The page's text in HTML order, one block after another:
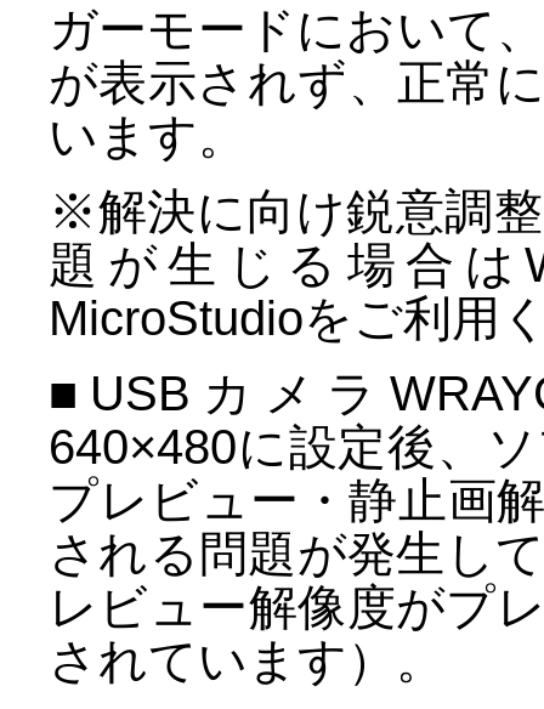
ガーモードにおいて
が表示されず、正常
います。
※解決に向け鋭意調
題が生じる場合は
MicroStudioをご利用
■USBカメラ
640×480に設定後、
プレビュー・静止画
される問題が発生し
レビュー解像度がプ
されています）。